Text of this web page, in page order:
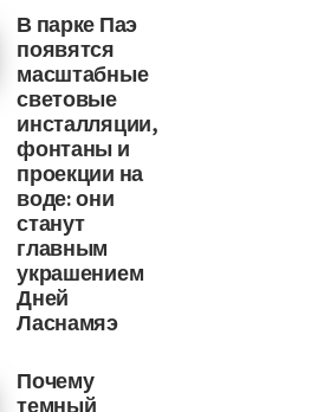
В парке Паэ
появятся
масштабные
световые
инсталляции,
фонтаны и
проекции на
воде: они
станут
главным
украшением
Дней
Ласнамяэ
Почему
темный